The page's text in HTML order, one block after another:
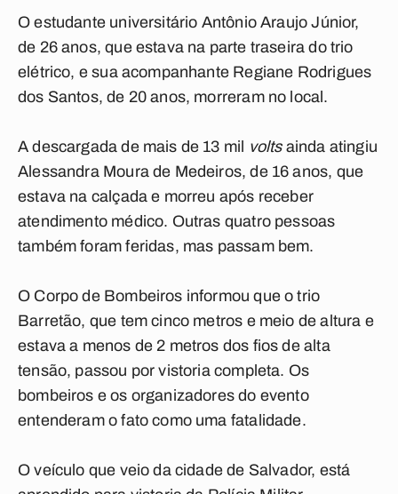
O estudante universitário Antônio Araujo Júnior,
de 26 anos, que estava na parte traseira do trio
elétrico, e sua acompanhante Regiane Rodrigues
dos Santos, de 20 anos, morreram no local.
A descargada de mais de 13 mil voltsainda atingiu
Alessandra Moura de Medeiros, de 16 anos, que
estava na calçada e morreu após receber
atendimento médico. Outras quatro pessoas
também foram feridas, mas passam bem.
O Corpo de Bombeiros informou que o trio
Barretão, que tem cinco metros e meio de altura e
estava a menos de 2 metros dos fios de alta
tensão, passou por vistoria completa. Os
bombeiros e os organizadores do evento
entenderam o fato como uma fatalidade.
O veículo que veio da cidade de Salvador, está